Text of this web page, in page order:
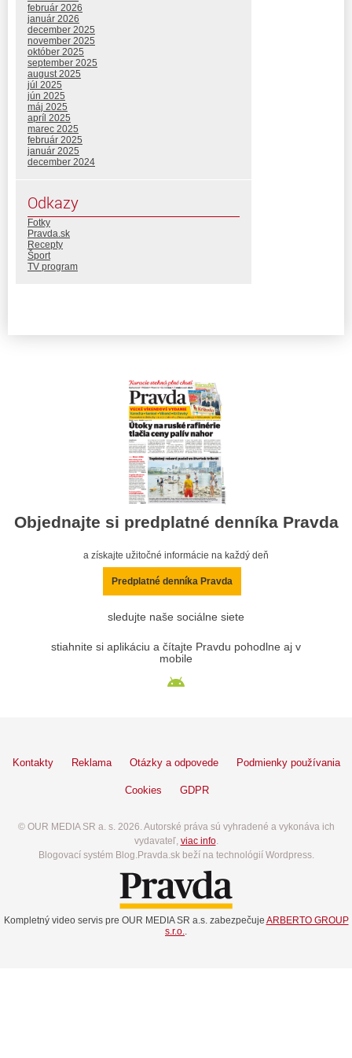
február 2026
január 2026
december 2025
november 2025
október 2025
september 2025
august 2025
júl 2025
jún 2025
máj 2025
apríl 2025
marec 2025
február 2025
január 2025
december 2024
Odkazy
Fotky
Pravda.sk
Recepty
Šport
TV program
Objednajte si predplatné denníka Pravda
a získajte užitočné informácie na každý deň
Predplatné denníka Pravda
sledujte naše sociálne siete
stiahnite si aplikáciu a čítajte Pravdu pohodlne aj v
mobile
Kontakty Reklama Otázky a odpovede Podmienky používania
Cookies GDPR
© OUR MEDIA SR a. s. 2026. Autorské práva sú vyhradené a vykonáva ich
vydavateľ, viac info.
Blogovací systém Blog.Pravda.sk beží na technológií Wordpress.
Kompletný video servis pre OUR MEDIA SR a.s. zabezpečuje ARBERTO GROUP
s.r.o..